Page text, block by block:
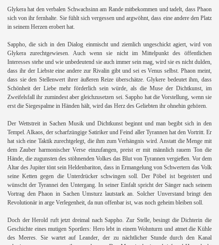
Glykera hat den verbalen Schwachsinn am Rande mitbekommen und tadelt, dass Phaon
sich von ihr fernhalte. Sie fühlt sich vergessen und argwöhnt, dass eine andere den Platz
in seinem Herzen erobert hat.
Sappho, die sich in den Dialog einmischt und ziemlich ungeschickt agiert, wird von
Glykera zurechtgewiesen. Auch wenn sie nicht im Mittelpunkt des öffentlichen
Interesses stehe und wie unbedeutend sie auch immer sein mag, wird sie es nicht dulden,
dass ihr der Liebste eine andere zur Rivalin gibt und sei es Venus selbst. Phaon meint,
dass sie den Stellenwert ihrer äußeren Reize überschätze. Glykere bedeutet ihm, dass
Schönheit der Liebe mehr förderlich sein würde, als die Muse der Dichtkunst, im
Zweifelsfall ihr zumindest aber gleichzusetzen sei. Sappho hat die Vorstellung, wenn sie
erst die Siegespalme in Händen hält, wird das Herz des Geliebten ihr ohnehin gehören.
Der Wettstreit in Sachen Musik und Dichtkunst beginnt und man begibt sich in den
Tempel. Alkaos, der scharfzüngige Satiriker und Feind aller Tyrannen hat den Vortritt. Er
hat sich eine Taktik zurechtgelegt, die ihm zum Verhängnis wird. Anstatt die Menge mit
dem Zauber harmonischer Verse einzufangen, preist er mit männlich rauem Ton die
Hände, die zugunsten des stöhnenden Volkes das Blut von Tyrannen vergießen. Vor dem
Altar des Jupiter tönt sein Heldenbariton, dass in Ermangelung von Schwertern das Volk
seine Ketten gegen die Unterdrücker schwingen soll. Der Pöbel ist begeistert und
wünscht der Tyrannei den Untergang. In seiner Einfalt spricht der Sänger nach seinem
Vortrag den Phaon in Sachen Umsturz lautstark an. Solcher Unverstand bringt den
Revolutionär in arge Verlegenheit, da nun offenbar ist, was noch geheim bleiben soll.
Doch der Herold ruft jetzt dreimal nach Sappho. Zur Stelle, besingt die Dichterin die
Geschichte eines mutigen Sportlers: Hero lebt in einem Wohnturm und atmet die Kühle
des Meeres. Sie wartet auf Leander, der zu nächtlicher Stunde durch den Kanal